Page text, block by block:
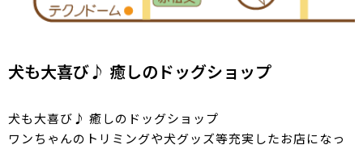
​犬も大喜び♪ 癒しのドッグショップ
​犬も大喜び♪ 癒しのドッグショップ
ワンちゃんのトリミングや犬グッズ等充実したお店になっ